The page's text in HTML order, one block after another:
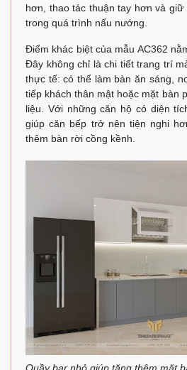
hơn, thao tác thuận tay hơn và giữ
trong quá trình nấu nướng.
Điểm khác biệt của mẫu AC362
Đây không chỉ là chi tiết trang trí
thực tế: có thể làm bàn ăn sáng,
tiếp khách thân mật hoặc mặt bàn
liệu. Với những căn hộ có diện
giúp căn bếp trở nên tiện nghi
thêm bàn rời cồng kềnh.